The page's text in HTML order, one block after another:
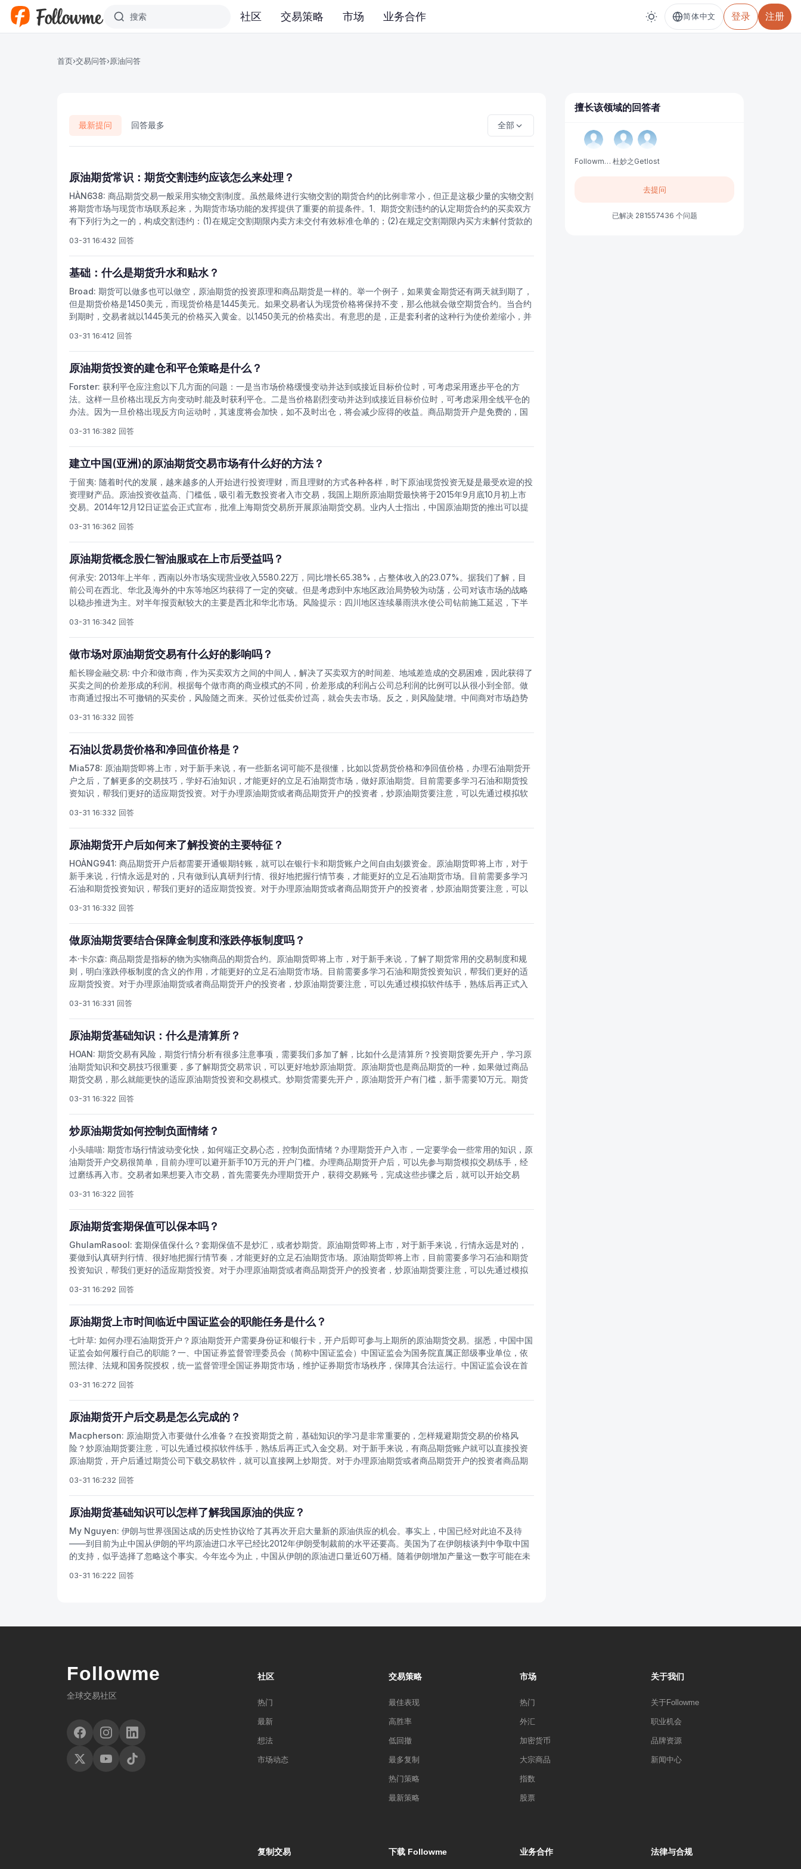
跳转到主要内容
社区 交易策略 市场 业务合作 简体中文 登录 注册
首页›交易问答›原油问答
最新提问 回答最多 全部
原油期货常识：期货交割违约应该怎么来处理？
HÀN638: 商品期货交易一般采用实物交割制度。虽然最终进行实物交割的期货合约的比例非常小，但正是这极少量的实物交割
将期货市场与现货市场联系起来，为期货市场功能的发挥提供了重要的前提条件。1、期货交割违约的认定期货合约的买卖双方
有下列行为之一的，构成交割违约：(1)在规定交割期限内卖方未交付有效标准仓单的；(2)在规定交割期限内买方未解付货款的
易所应先代为履约。交易所可采用征购和竞卖的方式处理违约事宜，违约会员应负责承担由此引起的损失和费用。交易所对违
约会员还可处以支付违约金、赔偿金等处罚。中国唯一合法的原油期货，就是即将推出的上期所原油期货，证监会直管，其他
原油地方交易所基本上都是不合法机构。国内已经有40多个商品期货品种，有期货交易经验的人士，可以直接参与原油期货交
03-31 16:432 回答
基础：什么是期货升水和贴水？
Broad: 期货可以做多也可以做空，原油期货的投资原理和商品期货是一样的。举一个例子，如果黄金期货还有两天就到期了，
但是期货价格是1450美元，而现货价格是1445美元。如果交易者认为现货价格将保持不变，那么他就会做空期货合约。当合约
到期时，交易者就以1445美元的价格买入黄金。以1450美元的价格卖出。有意思的是，正是套利者的这种行为使价差缩小，并
近而下跌.这被称为期货贴水。这种情况出现在某种即时需求很高的商品上。简单来说就是，买方想要得到超过正常供给的商
品，这就导致现货价格上涨。做原油期货一定要谨慎，期货市场必须针对市场有可能出现的任何不利情况进行自我保护，期货
参与者，一定要了解所投资期货品种的基础知识，要多学习石油和期货知识，才能帮我们更好的适应期货投资。
03-31 16:412 回答
原油期货投资的建仓和平仓策略是什么？
Forster: 获利平仓应注愈以下几方面的问题：一是当市场价格缓慢变动并达到或接近目标价位时，可考虑采用逐步平仓的方
法。这样一旦价格出现反方向变动时.能及时获利平仓。二是当价格剧烈变动并达到或接近目标价位时，可考虑采用全线平仓的
办法。因为一旦价格出现反方向运动时，其速度将会加快，如不及时出仓，将会减少应得的收益。商品期货开户是免费的，国
货即将上市，本网合作期货公司首创期货、中衍期货，可以办理原油期货开户，商品期货开户、期货网上开户，股指期货开户
等手续，服务好费用低，让您快捷参与期货投资，开户后一对一提供服务，交易过程中遇到的任何问题，都能及时得到解决。
03-31 16:382 回答
建立中国(亚洲)的原油期货交易市场有什么好的方法？
于留夷: 随着时代的发展，越来越多的人开始进行投资理财，而且理财的方式各种各样，时下原油现货投资无疑是最受欢迎的投
资理财产品。原油投资收益高、门槛低，吸引着无数投资者入市交易，我国上期所原油期货最快将于2015年9月底10月初上市
交易。2014年12月12日证监会正式宣布，批准上海期货交易所开展原油期货交易。业内人士指出，中国原油期货的推出可以提
国际化。自上世纪90年代以来，我国先后推出了石油期货和燃料油期货。随着我国石油消费量不断攀升，原油进口量也不断增
加，人们对原油期货推出的呼声越来越高。众所周知，原油是工业的血液，原油对一个国家经济的意义不言而喻。而原油期货
则是一种重要的国际大宗商品和金融资产。中国原油期货的推出将至少有以下几个方面的意义。中国原油期货的推出可以提高
亿吨，占世界的6.2%。然而过去十几年，随着我国经济的快速增长，石油消费量迅速提高到2013年的4.98亿吨，占世界的
11%。与此同时，根据国家统计局的数据，原油进口量从2000年的0.7亿吨上升到2013年的2.8亿吨，成为国际上原油进口第一
大国，对外依存度则相应迅速上升至58.1%，这对保障我国的能源安全提出了很大挑战。
03-31 16:362 回答
原油期货概念股仁智油服或在上市后受益吗？
何承安: 2013年上半年，西南以外市场实现营业收入5580.22万，同比增长65.38%，占整体收入的23.07%。据我们了解，目
前公司在西北、华北及海外的中东等地区均获得了一定的突破。但是考虑到中东地区政治局势较为动荡，公司对该市场的战略
以稳步推进为主。对半年报贡献较大的主要是西北和华北市场。风险提示：四川地区连续暴雨洪水使公司钻前施工延迟，下半
测：我们认为公司2013年增长面临较多阻力，2013年或将出现反弹性增长，2013~2015年每股盈利为0.41元、0.54元和0.56
元，给予“中性”评级。总之，原油期货的上市不仅可以提高中国在国际石油市场定价的影响力，推动国内成品油市场的价格改
革，而且也为国内原油消费企业提供套期保值、规避风险的渠道。
03-31 16:342 回答
做市场对原油期货交易有什么好的影响吗？
船长聊金融交易: 中介和做市商，作为买卖双方之间的中间人，解决了买卖双方的时间差、地域差造成的交易困难，因此获得了
买卖之间的价差形成的利润。根据每个做市商的商业模式的不同，价差形成的利润占公司总利润的比例可以从很小到全部。做
市商通过报出不可撤销的买卖价，风险随之而来。买价过低卖价过高，就会失去市场。反之，则风险陡增。中间商对市场趋势
上市场节奏的时候，根据做市商承诺的买卖价，进行套利，造成做市商风险。我国原油期货即将上市，原本做市商的目的是低
买高卖，结果在某些市场情况下变成了低卖高买。期货开户很简单，要多学习期货常识，保证期货交易的顺利进行。
03-31 16:332 回答
石油以货易货价格和净回值价格是？
Mia578: 原油期货即将上市，对于新手来说，有一些新名词可能不是很懂，比如以货易货价格和净回值价格，办理石油期货开
户之后，了解更多的交易技巧，学好石油知识，才能更好的立足石油期货市场，做好原油期货。目前需要多学习石油和期货投
资知识，帮我们更好的适应期货投资。对于办理原油期货或者商品期货开户的投资者，炒原油期货要注意，可以先通过模拟软
国在出口其生产的原油时，必须遵守成员国之间共同商定的官方价格，但由于各国国情不同，有些急需资金的成员国为了补充
物资，需要多采石油，但是又要遵守欧佩克的产量配额。为了解决这个矛盾，有些国家就采用以货易货方式交换其想要的物
资。原油期货开户人士要注意，采用这种方式时，采用的原油价格虽然是按照欧佩克官方价格计算，但由于所换物资的价格高
易手段。石油现货和期货价格有联动关系，以货易货最基本的形式是用石油换取专门规定的货物或服务，此外还有以油抵债、
以油换油、回购交易等多种形式。回购交易是卖方将卖石油所得收入的一部分用来购买进口其石油的国家的货物。这种交易较
为灵活，石油出口国可以从石油进口国所提供的多种货物和服务项目中进行选择，挑选其愿意接受的货物或服务，作为卖石油
的全部或部分收入。
03-31 16:332 回答
原油期货开户后如何来了解投资的主要特征？
HOÀNG941: 商品期货开户后都需要开通银期转账，就可以在银行卡和期货账户之间自由划拨资金。原油期货即将上市，对于
新手来说，行情永远是对的，只有做到认真研判行情、很好地把握行情节奏，才能更好的立足石油期货市场。目前需要多学习
石油和期货投资知识，帮我们更好的适应期货投资。对于办理原油期货或者商品期货开户的投资者，炒原油期货要注意，可以
投资者都在不断的积累和学习更多的期货知识，以此来帮助自己盈利。因此，石油期货网向大家介绍一下期货投资的主要特
征，以供大家学习和参考。期货合约可以卖空：股指期货合约可以十分方便地卖空，等价格回落后再买回。
03-31 16:332 回答
做原油期货要结合保障金制度和涨跌停板制度吗？
本·卡尔森: 商品期货是指标的物为实物商品的期货合约。原油期货即将上市，对于新手来说，了解了期货常用的交易制度和规
则，明白涨跌停板制度的含义的作用，才能更好的立足石油期货市场。目前需要多学习石油和期货投资知识，帮我们更好的适
应期货投资。对于办理原油期货或者商品期货开户的投资者，炒原油期货要注意，可以先通过模拟软件练手，熟练后再正式入
的秩序以及发挥期货币场的功能具有十分重要的作用。1、办理原油期货开户后，涨跌停板制度的实施，可以有效地减缓和抑制
突发事件和过度投机行为对期货价格的冲击，结市场一定的时间来充分化解这些因素对市场所造成的影响，防止价格的狂涨暴
跌，维护正常的市场秩序。2、涨跌停板制度为交易所、会员单位及客户的日常风险控制创造了必要的条件，涨跌停板锁定了客
平提供了客观准确的依据。从而使期货交易的保证金制匿得以有效地实施。涨跌停板制度为我们投资期货提供了一个基本的保
障，是的爆仓的几率大大降低，一般情况下，期货交易所向会员收取的保证金要大于在涨跌幅度内可能发生的亏损金额，从而
保证当目在期货价格达到涨跌停板时也不会出现透支情况。3、在出现过度投机和操纵市场等异常现象时，调整涨跌停板幅度往
往成为交易所控制风险的一个重要手段。例如，当交割月出现连续无成交量而价格跌停板的单边市场行情时，通过适度缩小跌
是一个渐进的过程，但期货价格对市场信号和消息的反应有时却过于灵敏。通过实施涨跌停板制度，可以延缓期货价格波幅的
实现时间，从而更好地发挥期货市场价格发现的功能。中国唯一合法的原油期货，就是即将推出的上期所原油期货，证监会直
管，其他原油地方交易所基本上都是不合法机构。国内已经有40多个商品期货品种，有期货交易经验的人士，可以直接参与原
油期货交易。
03-31 16:331 回答
原油期货基础知识：什么是清算所？
HOAN: 期货交易有风险，期货行情分析有很多注意事项，需要我们多加了解，比如什么是清算所？投资期货要先开户，学习原
油期货知识和交易技巧很重要，多了解期货交易常识，可以更好地炒原油期货。原油期货也是商品期货的一种，如果做过商品
期货交易，那么就能更快的适应原油期货投资和交易模式。炒期货需要先开户，原油期货开户有门槛，新手需要10万元。期货
货合同进行统一交割、对冲和结算的独立机构。清算所是随期货交易的发展以及标准化期货合同的出现而设立的清算结算结
构。在期货交易的发展中，清算所的创立完善了期货交易制度。保障了期货交易能在期货交易所内顺利进行，因此成为期货市
场运行机制的核心。一旦期货交易达成，交易双方分别与清算所发生关系。清算所既是所有期货合同的买方，也是所有期货合
03-31 16:322 回答
炒原油期货如何控制负面情绪？
小头喵喵: 期货市场行情波动变化快，如何端正交易心态，控制负面情绪？办理期货开户入市，一定要学会一些常用的知识，原
油期货开户交易很简单，目前办理可以避开新手10万元的开户门槛。办理商品期货开户后，可以先参与期货模拟交易练手，经
过磨练再入市。交易者如果想要入市交易，首先需要先办理期货开户，获得交易账号，完成这些步骤之后，就可以开始交易
真实情况之间存在着差距，结果可能造成不适当的预期，而预期与结果之间出现分歧，就会造成生理、心理的压力以及负面的
情绪。其次，我们必须接受以下事实：石油期货网获悉，作为交易员，建立一个头寸时，我们的判断与情绪必然直接应付挑
战，也就是说，我们必须接受风险，而风险必然伴随着某种程度的恐惧与焦虑。情绪是与生俱来的，是自我中不可或缺的一部
冲突。
03-31 16:322 回答
原油期货套期保值可以保本吗？
GhulamRasool: 套期保值保什么？套期保值不是炒汇，或者炒期货。原油期货即将上市，对于新手来说，行情永远是对的，
要做到认真研判行情、很好地把握行情节奏，才能更好的立足石油期货市场。原油期货即将上市，目前需要多学习石油和期货
投资知识，帮我们更好的适应期货投资。对于办理原油期货或者商品期货开户的投资者，炒原油期货要注意，可以先通过模拟
原材料的成本，或者产品的出售价格。套期保值的根本目的应是稳定企业，稳定公司的收益，赚稳当钱。“保什么”的问题很简
单，目标也很美好，然而回头看那些套期保值失败的企业，几乎都是在这个问题上犯了错误。把目标弄错了，过程不顺利也就
能想象了。
03-31 16:292 回答
原油期货上市时间临近中国证监会的职能任务是什么？
七叶草: 如何办理石油期货开户？原油期货开户需要身份证和银行卡，开户后即可参与上期所的原油期货交易。据悉，中国中国
证监会如何履行自己的职能？一、中国证券监督管理委员会（简称中国证监会）中国证监会为国务院直属正部级事业单位，依
照法律、法规和国务院授权，统一监督管理全国证券期货市场，维护证券期货市场秩序，保障其合法运行。中国证监会设在首
所聘请的会外有关专家担任。中国证监会在省、自治区、直辖市和计划单列市设立36个证券监管局，以及上海、深圳证券监管
专员办事处。国务院在《期货交易管理条例》中规定，"中国证监会对期货市场实行集中统一的监督管理"。显然，中国证监会
的是经政府授权的法定监管部门，履行的是法定监管职责。在中国证监会内部，专门设有期货监管部，该部门是中国证监会对
03-31 16:272 回答
原油期货开户后交易是怎么完成的？
Macpherson: 原油期货入市要做什么准备？在投资期货之前，基础知识的学习是非常重要的，怎样规避期货交易的价格风
险？炒原油期货要注意，可以先通过模拟软件练手，熟练后再正式入金交易。对于新手来说，有商品期货账户就可以直接投资
原油期货，开户后通过期货公司下载交易软件，就可以直接网上炒期货。对于办理原油期货或者商品期货开户的投资者商品期
的基础？期货交易的完成是通过期货交易所、结算所、经纪公司和交易者这四个组成部分的有机联系进行的。原油期货开户需
要身份证和银行卡，新手需要10万元门槛验资，有期货账户和交易经验的投资者可以直接参与。在期货交易的过程当中，如果
广大的投资者要想顺利的完成交易的话，那么广大的投资者就应该明白你要办理的一些程序，否则的话就会给你带来一些问
广大的投资者应该综合的去考虑，应该尽量选择那些具有雄厚的实力的公司。当我们选择该经纪公司的时候，就应该在那里办
理开户手续。
03-31 16:232 回答
原油期货基础知识可以怎样了解我国原油的供应？
My Nguyen: 伊朗与世界强国达成的历史性协议给了其再次开启大量新的原油供应的机会。事实上，中国已经对此迫不及待
——到目前为止中国从伊朗的平均原油进口水平已经比2012年伊朗受制裁前的水平还要高。美国为了在伊朗核谈判中争取中国
的支持，似乎选择了忽略这个事实。今年迄今为止，中国从伊朗的原油进口量近60万桶。随着伊朗增加产量这一数字可能在未
至每日1050万桶，并将与沙特共同争夺在中国的市场份额。沙特增加的产量需要找到一个出口，而中国是其必然的选择。伊拉
各地的大量原油。这就是为什么伊拉克、伊朗、沙特和俄罗斯现如今能够在中国争夺市场份额的原因。中国仍然高度依赖原油
进口来满足其能源需求，且进口量可能会继续上升。但随着原油生产国竞相满足中国的能源需求，中国当前的能源安全问题与
几年前相比看起来改善了相当之多。
03-31 16:222 回答
擅长该领域的回答者
Followme中文服务 杜妙之 Getlost
去提问
已解决 281557436 个问题
Followme
全球交易社区
社区
热门
最新
想法
市场动态
交易策略
最佳表现
高胜率
低回撤
最多复制
热门策略
最新策略
市场
热门
外汇
加密货币
大宗商品
指数
股票
关于我们
关于Followme
职业机会
品牌资源
新闻中心
复制交易 下载 Followme 业务合作 法律与合规